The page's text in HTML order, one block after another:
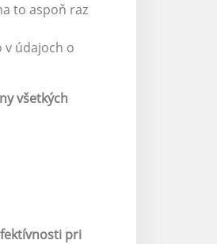
to aspoň raz
v údajoch o
všetkých
pri